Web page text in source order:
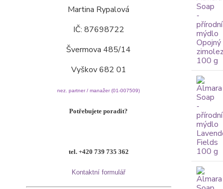
Martina Rypalová
IČ: 87698722
Švermova 485/14
Vyškov 682 01
nez. partner / manažer (01-007509)
Potřebujete poradit?
tel. +420 739 735 362
Kontaktní formulář